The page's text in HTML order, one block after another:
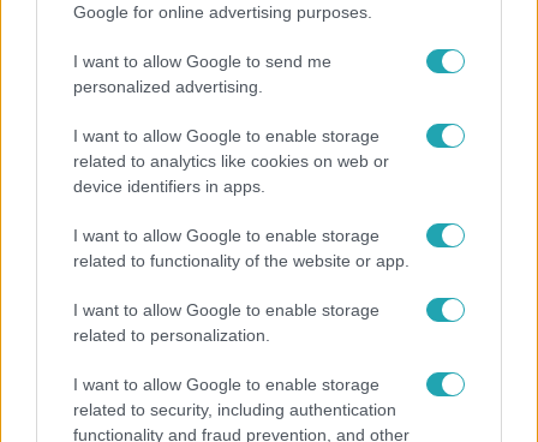
Google for online advertising purposes.
I want to allow Google to send me
personalized advertising.
I want to allow Google to enable storage
related to analytics like cookies on web or
device identifiers in apps.
I want to allow Google to enable storage
related to functionality of the website or app.
I want to allow Google to enable storage
related to personalization.
I want to allow Google to enable storage
related to security, including authentication
functionality and fraud prevention, and other
tankerületek és a Klebelsberg Központ, de
átalakítják őket